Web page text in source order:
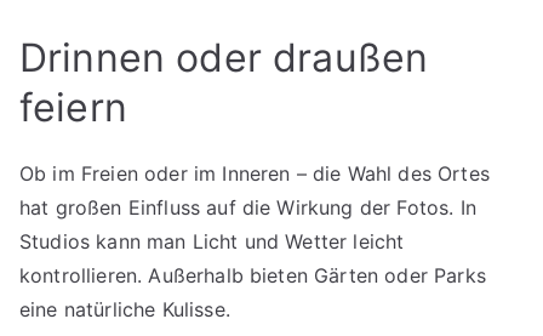
Drinnen oder draußen
feiern
Ob im Freien oder im Inneren – die Wahl des Ortes
hat großen Einfluss auf die Wirkung der Fotos. In
Studios kann man Licht und Wetter leicht
kontrollieren. Außerhalb bieten Gärten oder Parks
eine natürliche Kulisse.